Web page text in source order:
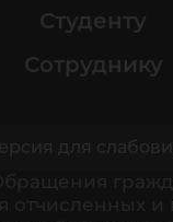
Студенту
Сотруднику